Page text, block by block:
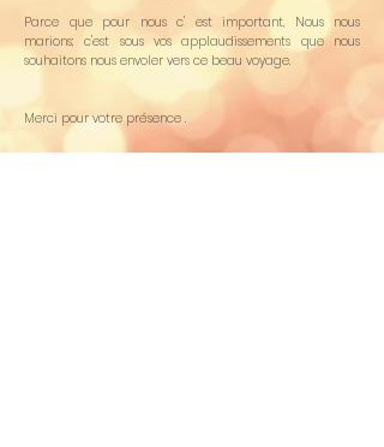
Parce que pour nous c' est important, Nous nous
marions; c'est sous vos applaudissements que nous
souhaitons nous envoler vers ce beau voyage.
Merci pour votre présence .